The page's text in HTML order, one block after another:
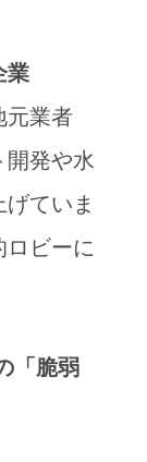
業
元業者
開発や水
ていま
ビーに
「脆弱